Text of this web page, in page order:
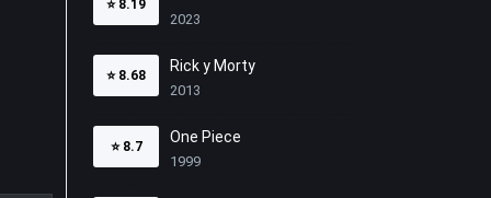
⭐ 8.19
2023
⭐ 8.68
Rick y Morty
2013
⭐ 8.7
One Piece
1999